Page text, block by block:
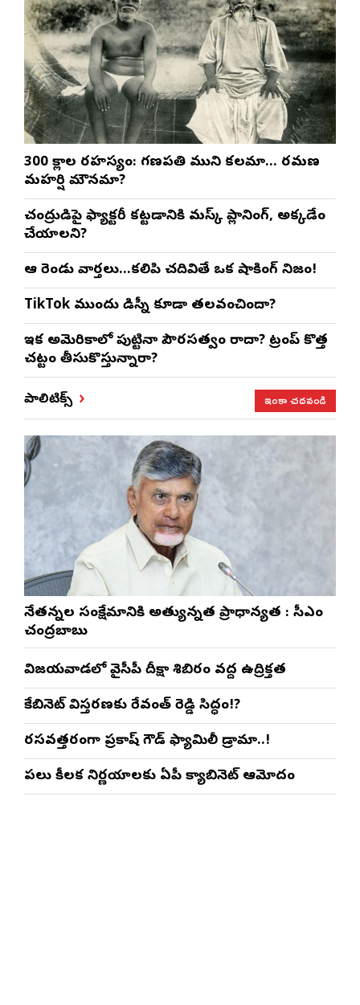
300 శ్లోకాల రహస్యం: గణపతి ముని కలమా… రమణ
మహర్షి మౌనమా?
చంద్రుడిపై ఫ్యాక్టరీ కట్టడానికి మస్క్ ప్లానింగ్, అక్కడేం
చేయాలని?
ఆ రెండు వార్తలు…కలిపి చదివితే ఒక షాకింగ్ నిజం!
TikTok ముందు డిస్నీ కూడా తలవంచిందా?
ఇక అమెరికాలో పుట్టినా పౌరసత్వం రాదా? ట్రంప్ కొత్త
చట్టం తీసుకొస్తున్నారా?
పాలిటిక్స్ ఇంకా చదవండి
నేతన్నల సంక్షేమానికి అత్యున్నత ప్రాధాన్యత : సీఎం
చంద్రబాబు
విజయవాడలో వైసీపీ దీక్షా శిబిరం వద్ద ఉద్రిక్తత
కేబినెట్ విస్తరణకు రేవంత్ రెడ్డి సిద్ధం!?
రసవత్తరంగా ప్రకాష్ గౌడ్ ఫ్యామిలీ డ్రామా..!
పలు కీలక నిర్ణయాలకు ఏపీ క్యాబినెట్ ఆమోదం